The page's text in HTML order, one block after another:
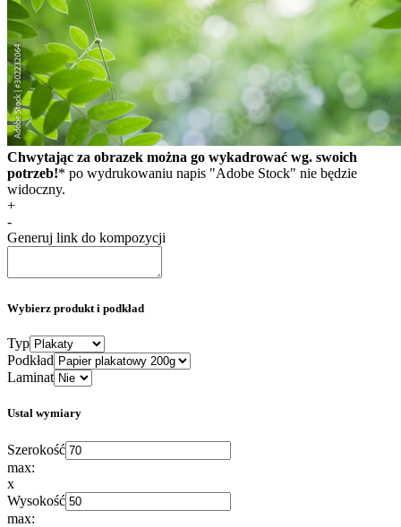
Chwytając za obrazek można go wykadrować wg. swoich
potrzeb!* po wydrukowaniu napis "Adobe Stock" nie będzie
widoczny.
+
-
Generuj link do kompozycji
Wybierz produkt i podkład
Typ
Podkład
Laminat
Ustal wymiary
Szerokość
max:
x
Wysokość
max: